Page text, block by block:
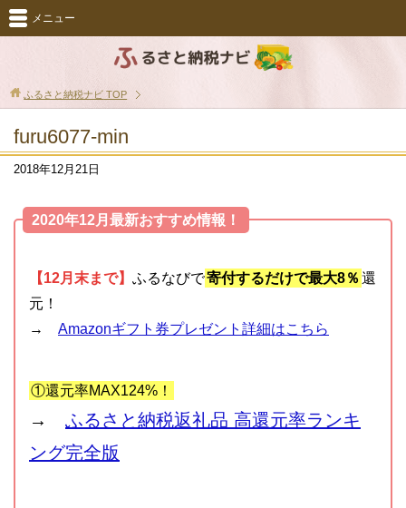
メニュー
ふるさと納税ナビ TOP
furu6077-min
2018年12月21日
2020年12月最新おすすめ情報！
【12月末まで】 ふるなびで寄付するだけで最大8％ 還
元！
→ Amazonギフト券プレゼント詳細はこちら
①還元率MAX124%！
→ ふるさと納税返礼品 高還元率ランキ
ング完全版